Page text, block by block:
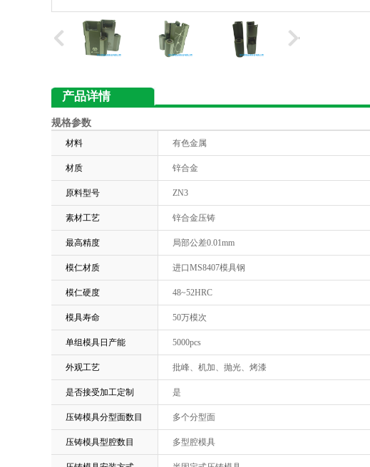
产品详情
规格参数
材料 有色金属
材质 锌合金
原料型号 ZN3
素材工艺 锌合金压铸
最高精度 局部公差0.01mm
模仁材质 进口MS8407模具钢
模仁硬度 48~52HRC
模具寿命 50万模次
单组模具日产能 5000pcs
外观工艺 批峰、机加、抛光、烤漆
是否接受加工定制 是
压铸模具分型面数目 多个分型面
压铸模具型腔数目 多型腔模具